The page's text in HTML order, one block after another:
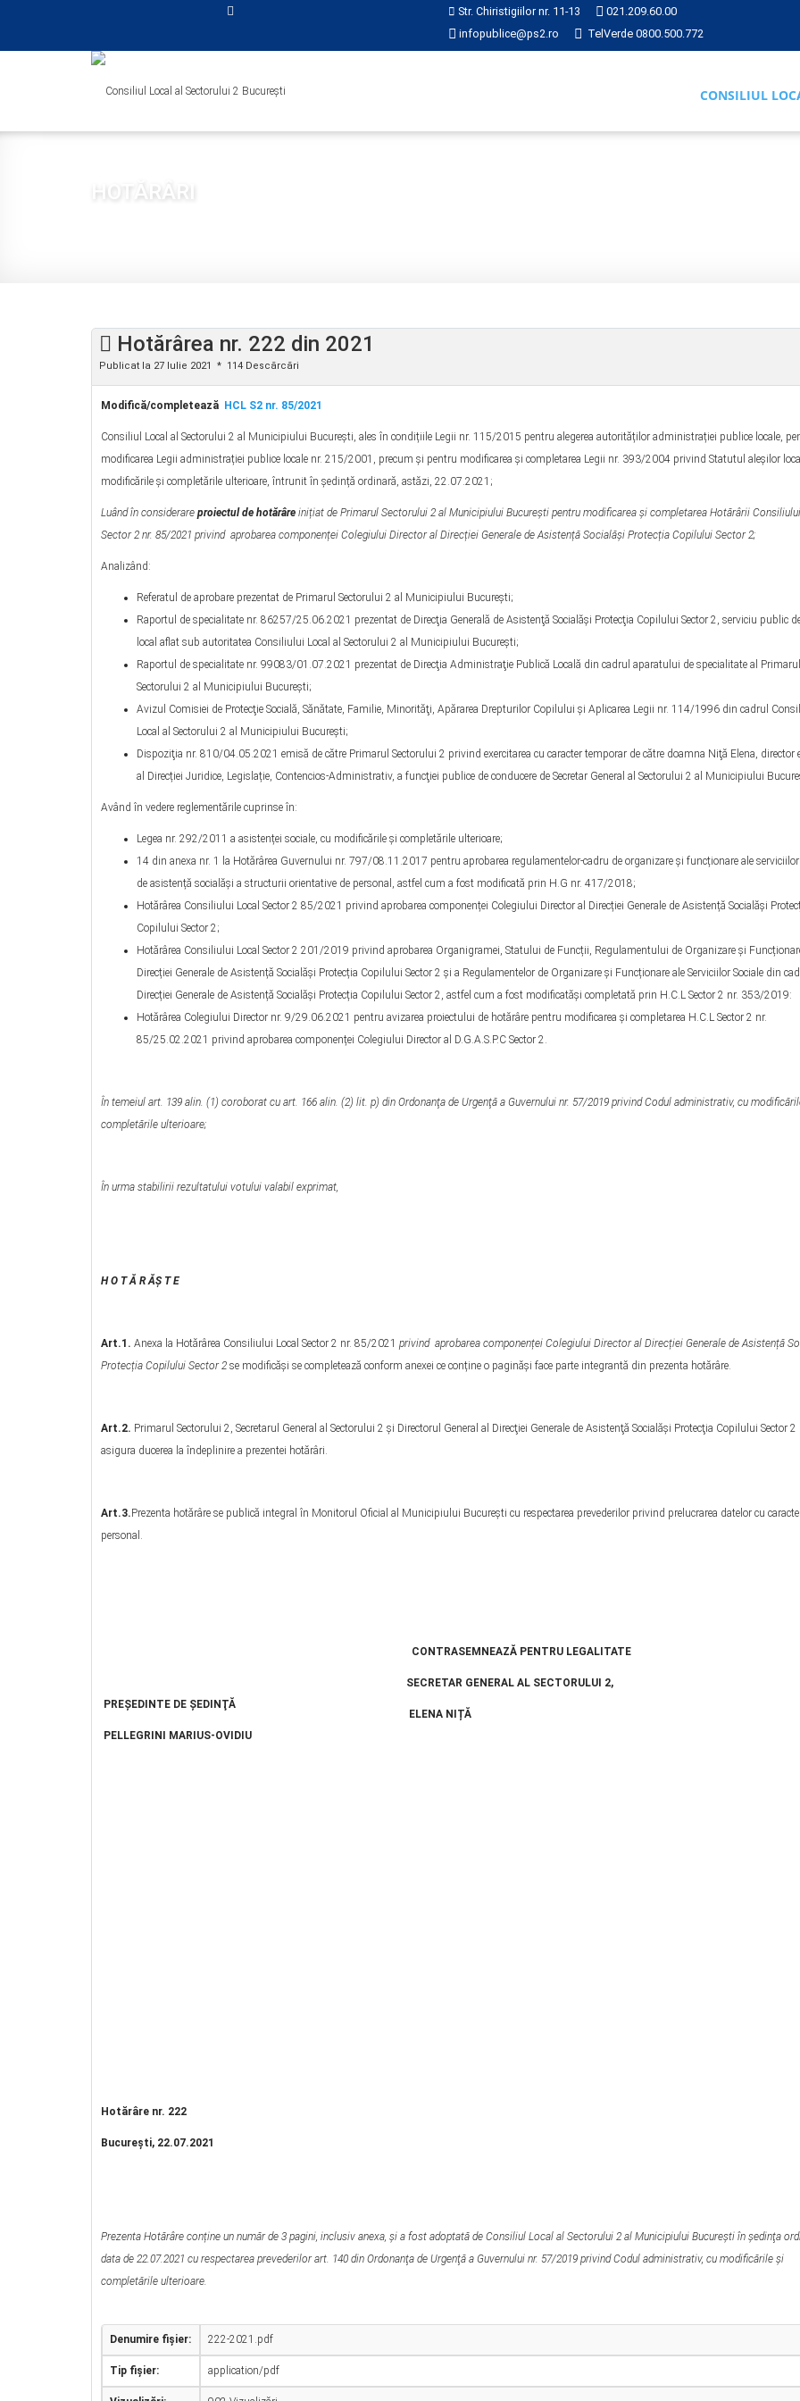
Str. Chiristigiilor nr. 11-13
021.209.60.00
infopublice@ps2.ro
TelVerde 0800.500.772
CONSILIUL
HOTĂRÂRI
Hotărârea nr. 222 din 2021
Publicat la 27 Iulie 2021 114 Descărcări
Modifică/completează HCL S2 nr. 85/2021
Consiliul Local al Sectorului 2 al Municipiului Bucureşti, ales în condițiile Legii nr. 115/2015 pentru alegerea autorităților administrației publice locale,
modificarea Legii administrației publice locale nr. 215/2001, precum și pentru modificarea şi completarea Legii nr. 393/2004 privind Statutul aleșilor
modificările şi completările ulterioare, întrunit în ședință ordinară, astăzi, 22.07.2021;
Luând în considerare proiectul de hotărâre inițiat de Primarul Sectorului 2 al Municipiului București pentru modificarea și completarea Hotărârii
Sector 2 nr. 85/2021 privind aprobarea componenței Colegiului Director al Direcției Generale de Asistență Socialăși Protecția Copilului Sector 2;
Analizând:
Referatul de aprobare prezentat de Primarul Sectorului 2 al Municipiului Bucureşti;
Raportul de specialitate nr. 86257/25.06.2021 prezentat de Direcţia Generală de Asistenţă Socialăşi Protecţia Copilului Sector 2, serviciu public
local aflat sub autoritatea Consiliului Local al Sectorului 2 al Municipiului Bucureşti;
Raportul de specialitate nr. 99083/01.07.2021 prezentat de Direcţia Administraţie Publică Locală din cadrul aparatului de specialitate al
Sectorului 2 al Municipiului Bucureşti;
Avizul Comisiei de Protecţie Socială, Sănătate, Familie, Minorităţi, Apărarea Drepturilor Copilului şi Aplicarea Legii nr. 114/1996 din cadrul
Local al Sectorului 2 al Municipiului Bucureşti;
Dispoziţia nr. 810/04.05.2021 emisă de către Primarul Sectorului 2 privind exercitarea cu caracter temporar de către doamna Niţă Elena, director
al Direcției Juridice, Legislație, Contencios-Administrativ, a funcţiei publice de conducere de Secretar General al Sectorului 2 al Municipiului
Având în vedere reglementările cuprinse în:
Legea nr. 292/2011 a asistenței sociale, cu modificările și completările ulterioare;
14 din anexa nr. 1 la Hotărârea Guvernului nr. 797/08.11.2017 pentru aprobarea regulamentelor-cadru de organizare și funcționare ale
de asistență socialăși a structurii orientative de personal, astfel cum a fost modificată prin H.G nr. 417/2018;
Hotărârea Consiliului Local Sector 2 85/2021 privind aprobarea componenței Colegiului Director al Direcției Generale de Asistență Socialăși
Copilului Sector 2;
Hotărârea Consiliului Local Sector 2 201/2019 privind aprobarea Organigramei, Statului de Funcții, Regulamentului de Organizare și
Direcției Generale de Asistență Socialăși Protecția Copilului Sector 2 și a Regulamentelor de Organizare și Funcționare ale Serviciilor Sociale din
Direcției Generale de Asistență Socialăși Protecția Copilului Sector 2, astfel cum a fost modificatăși completată prin H.C.L Sector 2 nr. 353/2019:
Hotărârea Colegiului Director nr. 9/29.06.2021 pentru avizarea proiectului de hotărâre pentru modificarea și completarea H.C.L Sector 2 nr.
85/25.02.2021 privind aprobarea componenței Colegiului Director al D.G.A.S.P.C Sector 2.
În temeiul art. 139 alin. (1) coroborat cu art. 166 alin. (2) lit. p) din Ordonanţa de Urgenţă a Guvernului nr. 57/2019 privind Codul administrativ, cu
completările ulterioare;
În urma stabilirii rezultatului votului valabil exprimat,
H O T Ă R ĂŞ T E
Art.1. Anexa la Hotărârea Consiliului Local Sector 2 nr. 85/2021 privind aprobarea componenței Colegiului Director al Direcției Generale de Asistență
Protecția Copilului Sector 2 se modificăși se completează conform anexei ce conține o paginăși face parte integrantă din prezenta hotărâre.
Art.2. Primarul Sectorului 2, Secretarul General al Sectorului 2 și Directorul General al Direcţiei Generale de Asistenţă Socialăși Protecţia Copilului Sector
asigura ducerea la îndeplinire a prezentei hotărâri.
Art.3. Prezenta hotărâre se publică integral în Monitorul Oficial al Municipiului Bucureşti cu respectarea prevederilor privind prelucrarea datelor cu
personal.
PREŞEDINTE DE ŞEDINŢĂ
PELLEGRINI MARIUS-OVIDIU
CONTRASEMNEAZĂ PENTRU LEGALITATE
SECRETAR GENERAL AL SECTORULUI 2,
ELENA NIȚĂ
Hotărâre nr. 222
Bucureşti, 22.07.2021
Prezenta Hotărâre conține un număr de 3 pagini, inclusiv anexa, şi a fost adoptată de Consiliul Local al Sectorului 2 al Municipiului Bucureşti în şedinţa
data de 22.07.2021 cu respectarea prevederilor art. 140 din Ordonanţa de Urgenţă a Guvernului nr. 57/2019 privind Codul administrativ, cu modificările şi
completările ulterioare.
Denumire fișier: 222-2021.pdf
Tip fișier: application/pdf